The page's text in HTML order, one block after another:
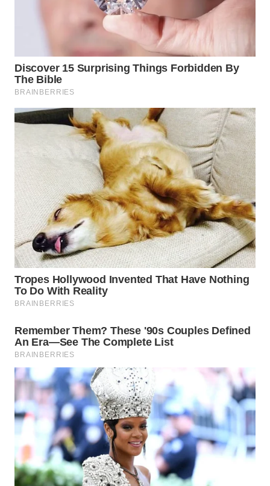
TAPANULI
TENGAH
SERDANG
TEBING
TINGGI
WN
PAKPAK
WN
KARAWANG
WN
BEKASI
WN
BOGOR
WN
DEPOK
WN
TAPANULI
UTARA
WN